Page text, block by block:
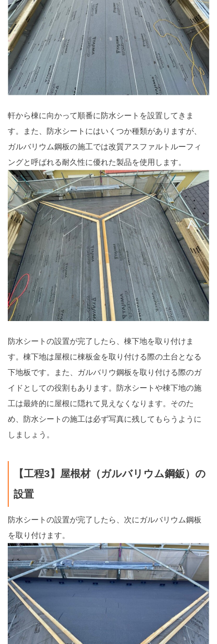
軒から棟に向かって順番に防水シートを設置してきま
す。また、防水シートにはいくつか種類がありますが、
ガルバリウム鋼板の施工では改質アスファルトルーフィ
ングと呼ばれる耐久性に優れた製品を使用します。
防水シートの設置が完了したら、棟下地を取り付けま
す。棟下地は屋根に棟板金を取り付ける際の土台となる
下地板です。また、ガルバリウ鋼板を取り付ける際のガ
イドとしての役割もあります。防水シートや棟下地の施
工は最終的に屋根に隠れて見えなくなります。そのた
め、防水シートの施工は必ず写真に残してもらうように
しましょう。
【工程3】屋根材（ガルバリウム鋼鈑）の
設置
防水シートの設置が完了したら、次にガルバリウム鋼板
を取り付けます。